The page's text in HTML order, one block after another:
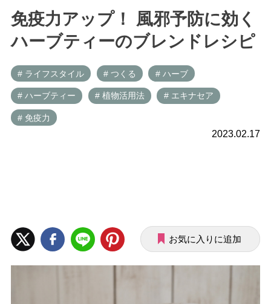
免疫力アップ！ 風邪予防に効く
ハーブティーのブレンドレシピ
# ライフスタイル # つくる # ハーブ
# ハーブティー # 植物活用法 # エキナセア
# 免疫力
2023.02.17
お気に入りに追加